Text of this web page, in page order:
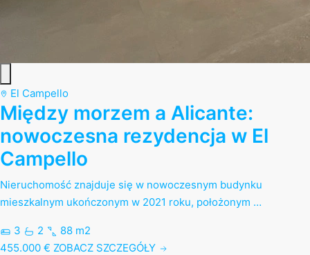
El Campello
Między morzem a Alicante:
nowoczesna rezydencja w El
Campello
Nieruchomość znajduje się w nowoczesnym budynku
mieszkalnym ukończonym w 2021 roku, położonym …
3 2
88 m2
455.000 € ZOBACZ SZCZEGÓŁY